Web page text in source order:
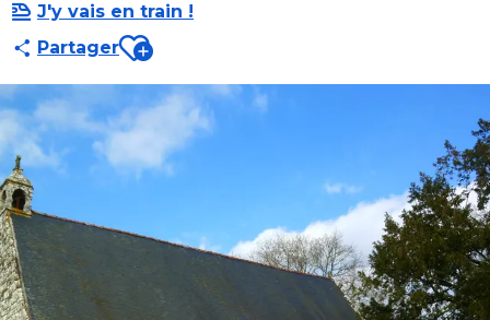
J'y vais en train !
PartagerAjouter aux favoris